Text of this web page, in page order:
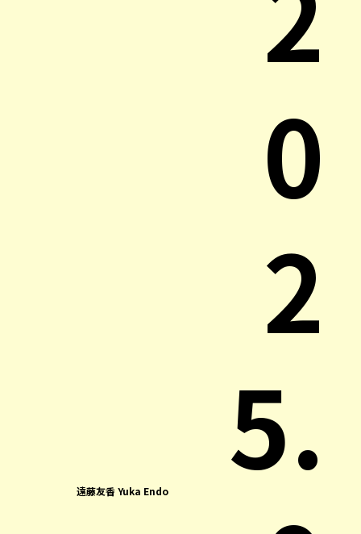
遠藤友香 Yuka Endo
0
2
5.